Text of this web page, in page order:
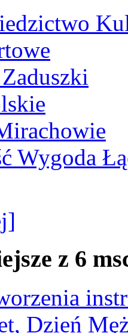
Wygoda
z 6
Dzień